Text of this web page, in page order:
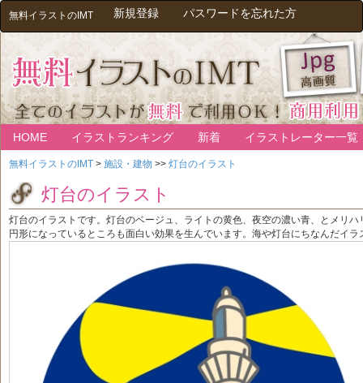
無料イラストのIMT 新規登録 パスワードを忘れた方
HOME イラストランキング 新着 イラストレーター一覧
無料イラストのIMT > 施設・建物 >> 灯台のイラスト
灯台のイラスト
灯台のイラストです。灯台のベージュ、ライトの黄色、夜空の濃い青、とメリ
円形になっているところも面白い効果を生んでいます。海や灯台にちなんだイ